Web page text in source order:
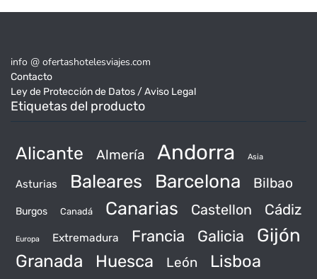
info @ ofertashotelesviajes.com
Contacto
Ley de Protección de Datos / Aviso Legal
Etiquetas del producto
Alicante Almería Andorra Asia
Asturias Baleares Barcelona Bilbao
Burgos Canadá Canarias Castellon Cádiz
Europa Extremadura Francia Galicia Gijón
Granada Huesca León Lisboa